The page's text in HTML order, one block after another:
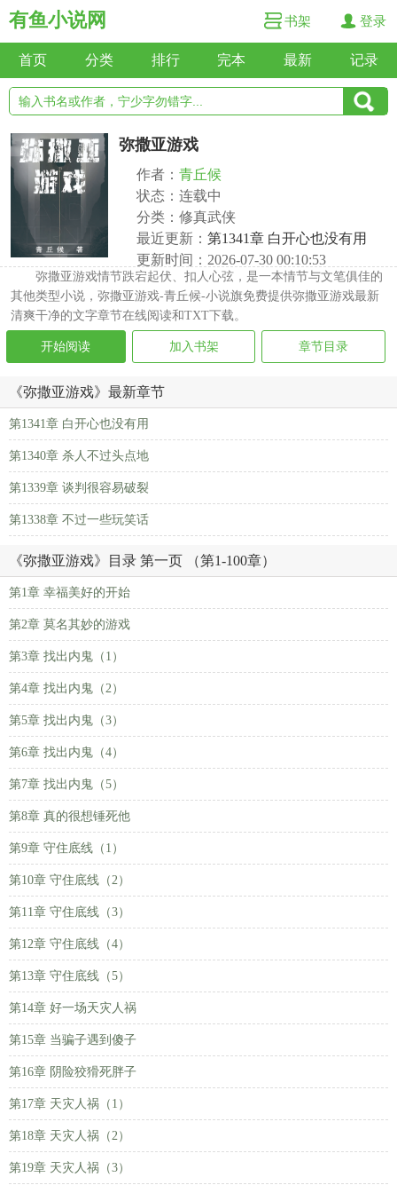
有鱼小说网 书架 登录
首页 分类 排行 完本 最新 记录
弥撒亚游戏
作者： 青丘候
状态：连载中
分类：修真武侠
最近更新： 第1341章 白开心也没有用
更新时间：2026-07-30 00:10:53
弥撒亚游戏情节跌宕起伏、扣人心弦，是一本情节与文笔俱佳的
其他类型小说，弥撒亚游戏-青丘候-小说旗免费提供弥撒亚游戏最新
清爽干净的文字章节在线阅读和TXT下载。
开始阅读 加入书架 章节目录
《弥撒亚游戏》最新章节
第1341章 白开心也没有用
第1340章 杀人不过头点地
第1339章 谈判很容易破裂
第1338章 不过一些玩笑话
《弥撒亚游戏》目录 第一页 （第1-100章）
第1章 幸福美好的开始
第2章 莫名其妙的游戏
第3章 找出内鬼（1）
第4章 找出内鬼（2）
第5章 找出内鬼（3）
第6章 找出内鬼（4）
第7章 找出内鬼（5）
第8章 真的很想锤死他
第9章 守住底线（1）
第10章 守住底线（2）
第11章 守住底线（3）
第12章 守住底线（4）
第13章 守住底线（5）
第14章 好一场天灾人祸
第15章 当骗子遇到傻子
第16章 阴险狡猾死胖子
第17章 天灾人祸（1）
第18章 天灾人祸（2）
第19章 天灾人祸（3）